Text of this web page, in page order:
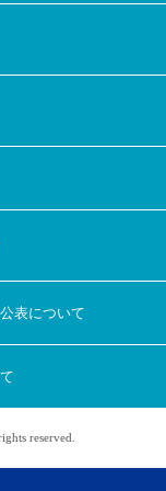
か
表について
reserved.